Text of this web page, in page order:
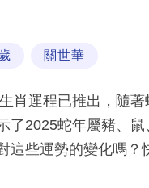
關世華
生肖運程已推出，隨
了2025蛇年屬豬、
這些運勢的變化嗎？